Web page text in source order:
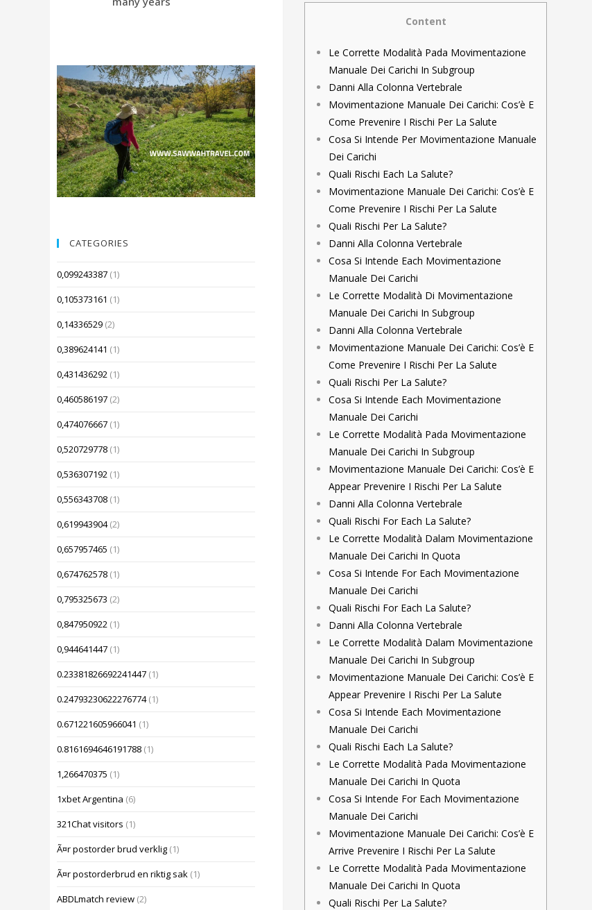
Content
Le Corrette Modalità Pada Movimentazione
Manuale Dei Carichi In Subgroup
Danni Alla Colonna Vertebrale
Movimentazione Manuale Dei Carichi: Cos’è E
Come Prevenire I Rischi Per La Salute
Cosa Si Intende Per Movimentazione Manuale
Dei Carichi
Quali Rischi Each La Salute?
Movimentazione Manuale Dei Carichi: Cos’è E
Come Prevenire I Rischi Per La Salute
Quali Rischi Per La Salute?
Danni Alla Colonna Vertebrale
Cosa Si Intende Each Movimentazione
Manuale Dei Carichi
Le Corrette Modalità Di Movimentazione
Manuale Dei Carichi In Subgroup
Danni Alla Colonna Vertebrale
Movimentazione Manuale Dei Carichi: Cos’è E
Come Prevenire I Rischi Per La Salute
Quali Rischi Per La Salute?
Cosa Si Intende Each Movimentazione
Manuale Dei Carichi
Le Corrette Modalità Pada Movimentazione
Manuale Dei Carichi In Subgroup
Movimentazione Manuale Dei Carichi: Cos’è E
Appear Prevenire I Rischi Per La Salute
Danni Alla Colonna Vertebrale
Quali Rischi For Each La Salute?
Le Corrette Modalità Dalam Movimentazione
Manuale Dei Carichi In Quota
Cosa Si Intende For Each Movimentazione
Manuale Dei Carichi
Quali Rischi For Each La Salute?
Danni Alla Colonna Vertebrale
Le Corrette Modalità Dalam Movimentazione
Manuale Dei Carichi In Subgroup
Movimentazione Manuale Dei Carichi: Cos’è E
Appear Prevenire I Rischi Per La Salute
Cosa Si Intende Each Movimentazione
Manuale Dei Carichi
Quali Rischi Each La Salute?
Le Corrette Modalità Pada Movimentazione
Manuale Dei Carichi In Quota
Cosa Si Intende For Each Movimentazione
Manuale Dei Carichi
Movimentazione Manuale Dei Carichi: Cos’è E
Arrive Prevenire I Rischi Per La Salute
Le Corrette Modalità Pada Movimentazione
Manuale Dei Carichi In Quota
Quali Rischi Per La Salute?
CATEGORIES
0,099243387 (1)
0,105373161 (1)
0,14336529 (2)
0,389624141 (1)
0,431436292 (1)
0,460586197 (2)
0,474076667 (1)
0,520729778 (1)
0,536307192 (1)
0,556343708 (1)
0,619943904 (2)
0,657957465 (1)
0,674762578 (1)
0,795325673 (2)
0,847950922 (1)
0,944641447 (1)
0.23381826692241447 (1)
0.24793230622276774 (1)
0.671221605966041 (1)
0.8161694646191788 (1)
1,266470375 (1)
1xbet Argentina (6)
321Chat visitors (1)
Ã¤r postorder brud verklig (1)
Ã¤r postorderbrud en riktig sak (1)
ABDLmatch review (2)